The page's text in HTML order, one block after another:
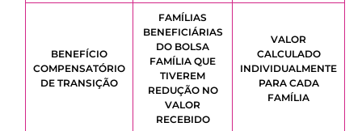
BENEFÍCIO
COMPENSATÓRIO
DE TRANSIÇÃO
FAMÍLIAS
BENEFICIÁRIAS
DO BOLSA
FAMÍLIA QUE
TIVEREM
REDUÇÃO NO
VALOR
RECEBIDO
VALOR
CALCULADO
INDIVIDUALMENTE
PARA CADA
FAMÍLIA